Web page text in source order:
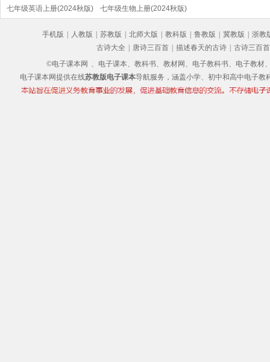
七年级英语上册(2024秋版)
七年级生物上册(2024秋版)
手机版 人教版 苏教版 北师大版 教科版 鲁教版 冀教版
浙教
古诗大全
唐诗三百首 描述春天的古诗
古诗三百首
©电子课本网 、电子课本、教科书、教材网、电子教科书、电子教材
电子课本网提供在线苏教版电子课本导航服务，涵盖小学、初中和高中电子